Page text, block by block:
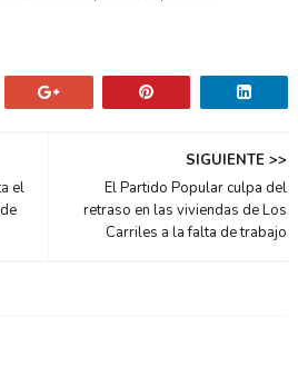
SIGUIENTE >>
El Partido Popular culpa del
retraso en las viviendas de Los
Carriles a la falta de trabajo
el